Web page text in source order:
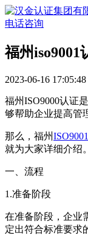
电话咨询
福州iso9001
2023-06-16 17:05:48
福州ISO9000认证
够帮助企业提高管
那么，福州
就为大家详细介绍。
一、流程
1.准备阶段
在准备阶段，企业
定出符合标准要求